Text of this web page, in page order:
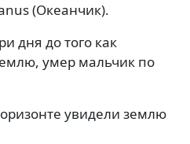
(Океанчик).
дня до того как
умер мальчик по
увидели землю